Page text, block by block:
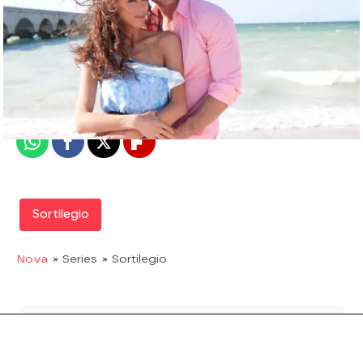
Nova
Madrid
Publicado: 06 de noviembre de 2018, 11:13
WhatsappFacebook
X Flipboard
Sortilegio
Nova » Series » Sortilegio